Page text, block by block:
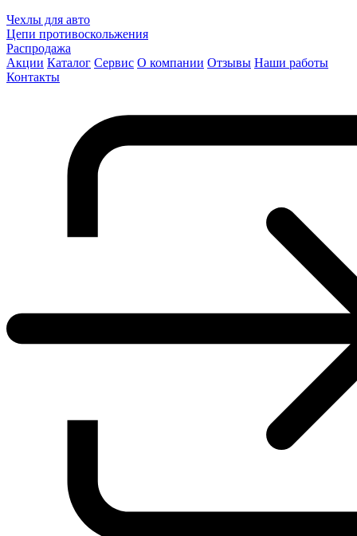
Чехлы для авто
Цепи противоскольжения
Распродажа
Акции Каталог Сервис О компании Отзывы Наши работы
Контакты